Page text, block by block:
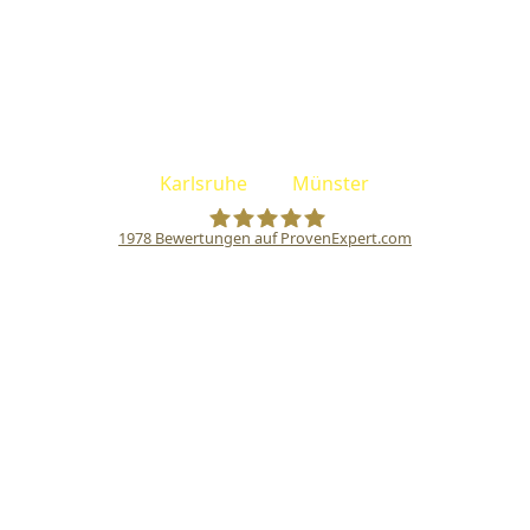
Karlsruhe
Münster.
1978 Bewertungen auf ProvenExpert.com